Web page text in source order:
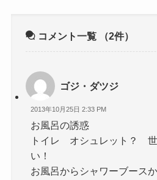
コメント一覧 （2件）
ゴジ・ダツジ
2013年10月25日 2:33 PM
お風呂の誘惑
トイレ オシュレット？ 世
い！
お風呂からシャワーブース